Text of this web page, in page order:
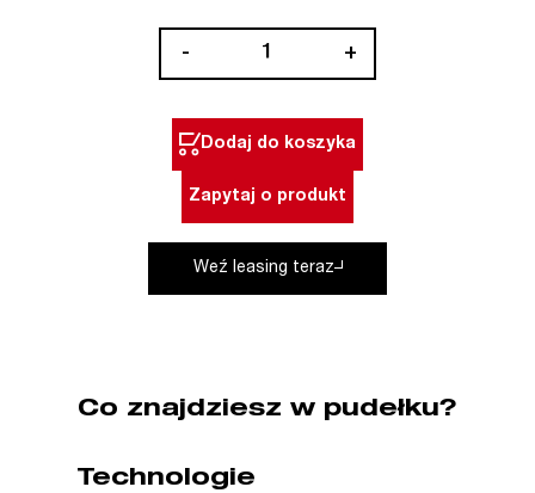
-
do
drewna
x
mm
(nr
285.096.12R)
+
Dodaj do koszyka
Zapytaj o produkt
Weź leasing teraz
Co znajdziesz w pudełku?
Technologie